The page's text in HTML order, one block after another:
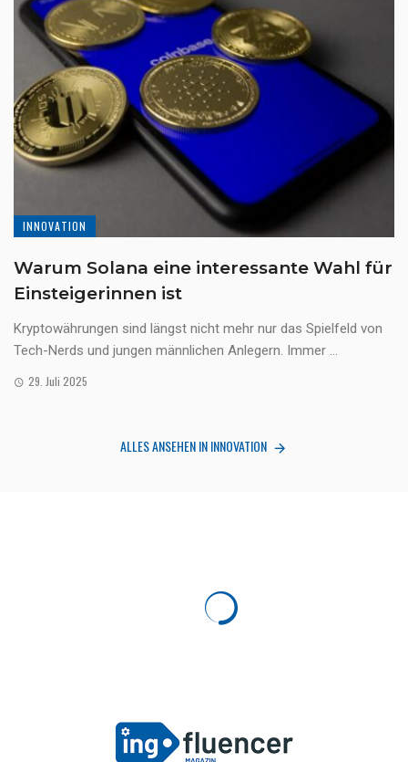
INNOVATION
Warum Solana eine interessante Wahl für
Einsteigerinnen ist
Kryptowährungen sind längst nicht mehr nur das Spielfeld von
Tech-Nerds und jungen männlichen Anlegern. Immer ...
29. Juli 2025
ALLES ANSEHEN IN INNOVATION